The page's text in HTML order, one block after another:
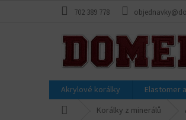
702 389 778
Akrylové korálky Elastomer
Korálky z minerálů